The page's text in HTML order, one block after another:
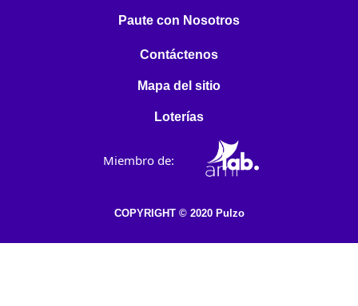
Paute con Nosotros
Contáctenos
Mapa del sitio
Loterías
Miembro de:
COPYRIGHT © 2020 Pulzo